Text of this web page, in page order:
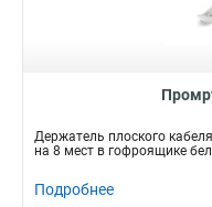
Держатель плоского
на 8 мест в гофроящике
Подробнее